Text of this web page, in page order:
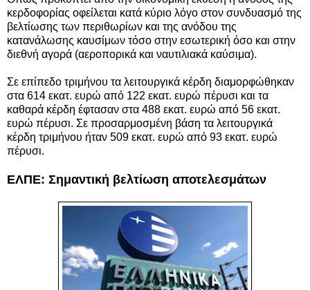
κερδοφορίας οφείλεται κατά κύριο λόγο στον συνδυασμό της
βελτίωσης των περιθωρίων και της ανόδου της
κατανάλωσης καυσίμων τόσο στην εσωτερική όσο και στην
διεθνή αγορά (αεροπορικά και ναυτιλιακά καύσιμα).
Σε επίπεδο τριμήνου τα λειτουργικά κέρδη διαμορφώθηκαν
στα 614 εκατ. ευρώ από 122 εκατ. ευρώ πέρυσι και τα
καθαρά κέρδη έφτασαν στα 488 εκατ. ευρώ από 56 εκατ.
ευρώ πέρυσι. Σε προσαρμοσμένη βάση τα λειτουργικά
κέρδη τριμήνου ήταν 509 εκατ. ευρώ από 93 εκατ. ευρώ
πέρυσι.
ΕΛΠΕ: Σημαντική βελτίωση αποτελεσμάτων